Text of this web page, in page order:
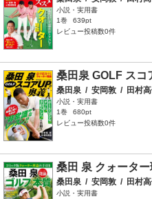
小説・実用書
1巻
639pt
レビュー投稿数0件
桑田泉 GOLF スコ
桑田泉 / 安岡敦 / 田村
小説・実用書
1巻
680pt
レビュー投稿数0件
桑田 泉 クォータ
桑田泉 / 安岡敦 / 田村
小説・実用書